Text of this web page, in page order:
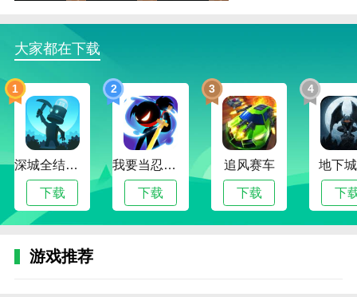
亮的服装和精彩的舞蹈。
3.玩家可以根据音乐的节奏进行各种舞蹈任务，玩游
戏，小朋友也可以进行舞蹈任务。
和弦男孩亮点
1.玩家可以使用多种舞蹈技巧。游戏中的场景非常漂
亮，舞步也非常独特。
2、游戏界面美观，游戏背景音乐很有感情，玩家的游
戏体验会更好。
游戏也很好玩。
大家都在下载
1
深城全结局解锁版
下载
2
我要当忍者无限金币版
下载
3
追风赛车
下载
4
地下
下
游戏推荐